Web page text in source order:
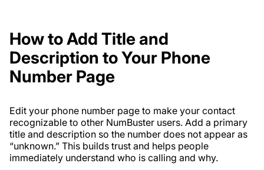
How to Add Title and
Description to Your Phone
Number Page
Edit your phone number page to make your contact
recognizable to other NumBuster users. Add a primary
title and description so the number does not appear as
“unknown.” This builds trust and helps people
immediately understand who is calling and why.